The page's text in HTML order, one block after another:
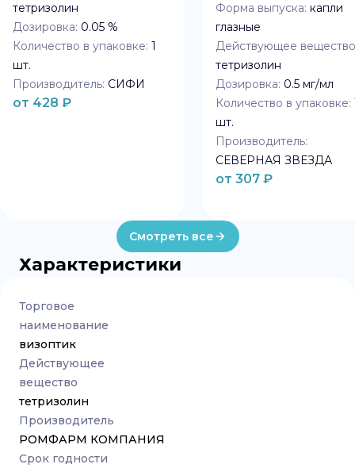
тетризолин
Дозировка: 0.05 %
Количество в упаковке: 1
шт.
Производитель: СИФИ
от 428 ₽
Форма выпуска: капли
глазные
Действующее
тетризолин
Дозировка: 0.5 мг/мл
Количество в упаковке:
шт.
Производитель:
СЕВЕРНАЯ ЗВЕЗДА
от 307 ₽
Смотреть все
Характеристики
Торговое
наименование
визоптик
Действующее
вещество
тетризолин
Производитель
РОМФАРМ КОМПАНИЯ
Срок годности